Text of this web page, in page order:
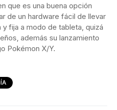
que es una buena opción
de un hardware fácil de llevar
fija a modo de tableta, quizá
además su lanzamiento
Pokémon X/Y.